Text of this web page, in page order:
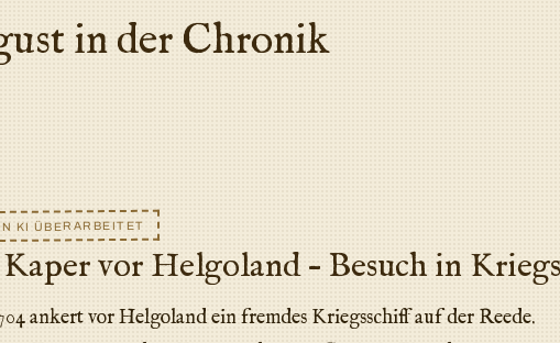
in der Chronik
KI ÜBERARBEITET
vor Helgoland – Besuch in
ankert vor Helgoland ein fremdes Kriegsschiff auf der Reede.